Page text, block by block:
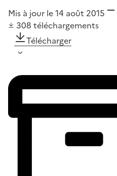
Mis à jour le 14 août 2015
308 téléchargements
Télécharger